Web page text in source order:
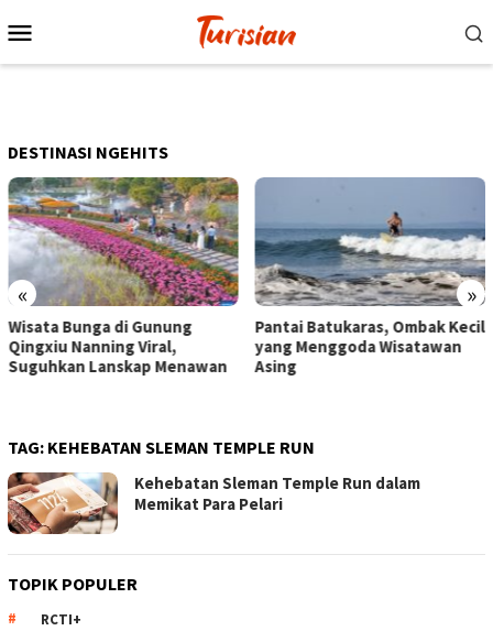
ke
Mobile
DESTINASI NGEHITS
« »
Pantai Batukaras, Ombak Kecil
yang Menggoda Wisatawan
Asing
Senja di Pantai Pangandaran,
Wisatawan Menikmati Sore
dengan Bermain hingga
TAG: KEHEBATAN SLEMAN TEMPLE RUN
Kehebatan Sleman Temple Run dalam
Memikat Para Pelari
TOPIK POPULER
RCTI+